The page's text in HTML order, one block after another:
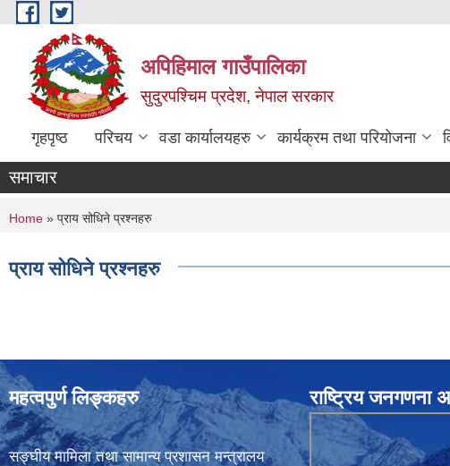
Skip to main content
अपिहिमाल गाउँपालिका
सुदुरपश्चिम प्रदेश, नेपाल सरकार
गृहपृष्ठ परिचय वडा कार्यालयहरु कार्यक्रम तथा परियोजना
समाचार
You are here
Home » प्राय सोधिने प्रश्नहरु
प्राय सोधिने प्रश्नहरु
महत्वपुर्ण लिङ्कहरु
सङ्घीय मामिला तथा सामान्य प्रशासन मन्त्रालय
राष्ट्रिय जनगणना